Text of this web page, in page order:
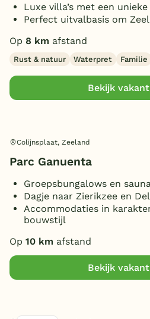
Luxe villa’s met een
Perfect uitvalbasis om
Op 8 km afstand
Rust & natuur Waterpret Familie
Bekijk
Colijnsplaat, Zeeland
Parc Ganuenta
Groepsbungalows en
Dagje naar Zierikzee en
Accommodaties in
bouwstijl
Op 10 km afstand
Bekijk